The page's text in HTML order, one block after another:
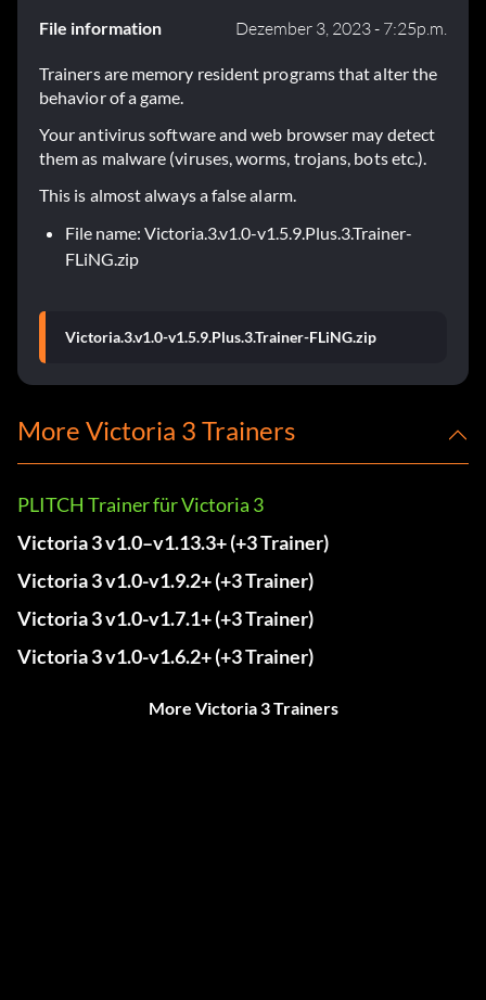
File information Dezember 3, 2023 - 7:25p.m.
Trainers are memory resident programs that alter the
behavior of a game.
Your antivirus software and web browser may detect
them as malware (viruses, worms, trojans, bots etc.).
This is almost always a false alarm.
File name: Victoria.3.v1.0-v1.5.9.Plus.3.Trainer-
FLiNG.zip
Victoria.3.v1.0-v1.5.9.Plus.3.Trainer-FLiNG.zip
More Victoria 3 Trainers
PLITCH Trainer für Victoria 3
Victoria 3 v1.0–v1.13.3+ (+3 Trainer)
Victoria 3 v1.0-v1.9.2+ (+3 Trainer)
Victoria 3 v1.0-v1.7.1+ (+3 Trainer)
Victoria 3 v1.0-v1.6.2+ (+3 Trainer)
More Victoria 3 Trainers